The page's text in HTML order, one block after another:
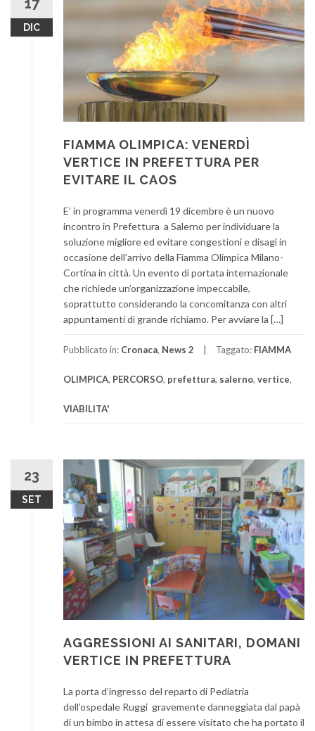
DIC
FIAMMA OLIMPICA: VENERDÌ
VERTICE IN PREFETTURA PER
EVITARE IL CAOS
E’ in programma venerdì 19 dicembre è un nuovo
incontro in Prefettura a Salerno per individuare la
soluzione migliore ed evitare congestioni e disagi in
occasione dell’arrivo della Fiamma Olimpica Milano-
Cortina in città. Un evento di portata internazionale
che richiede un’organizzazione impeccabile,
soprattutto considerando la concomitanza con altri
appuntamenti di grande richiamo. Per avviare la […]
Pubblicato in: Cronaca, News 2 Taggato: FIAMMA
OLIMPICA, PERCORSO, prefettura, salerno, vertice,
VIABILITA'
23
SET
AGGRESSIONI AI SANITARI, DOMANI
VERTICE IN PREFETTURA
La porta d’ingresso del reparto di Pediatria
dell’ospedale Ruggi gravemente danneggiata dal papà
di un bimbo in attesa di essere visitato che ha portato il